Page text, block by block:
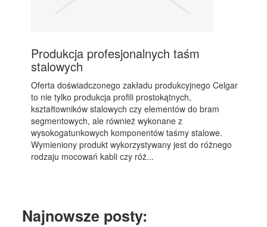
Produkcja profesjonalnych taśm
stalowych
Oferta doświadczonego zakładu produkcyjnego Celgar
to nie tylko produkcja profili prostokątnych,
kształtowników stalowych czy elementów do bram
segmentowych, ale również wykonane z
wysokogatunkowych komponentów taśmy stalowe.
Wymieniony produkt wykorzystywany jest do różnego
rodzaju mocowań kabli czy róż...
Najnowsze posty: